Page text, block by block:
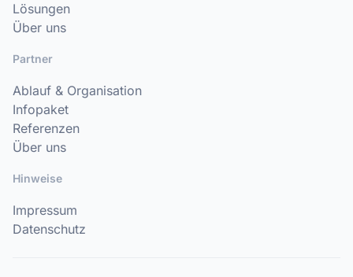
Lösungen
Über uns
Partner
Ablauf & Organisation
Infopaket
Referenzen
Über uns
Hinweise
Impressum
Datenschutz